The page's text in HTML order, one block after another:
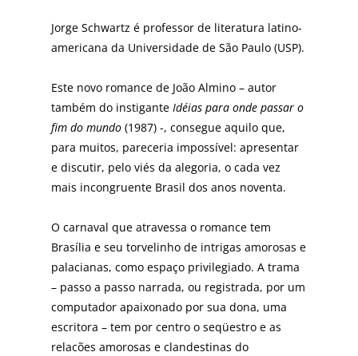
Jorge Schwartz é professor de literatura latino-
americana da Universidade de São Paulo (USP).
Este novo romance de João Almino – autor
também do instigante Idéias para onde passar o
fim do mundo (1987) -, consegue aquilo que,
para muitos, pareceria impossível: apresentar
e discutir, pelo viés da alegoria, o cada vez
mais incongruente Brasil dos anos noventa.
O carnaval que atravessa o romance tem
Brasília e seu torvelinho de intrigas amorosas e
palacianas, como espaço privilegiado. A trama
– passo a passo narrada, ou registrada, por um
computador apaixonado por sua dona, uma
escritora – tem por centro o seqüestro e as
relacões amorosas e clandestinas do